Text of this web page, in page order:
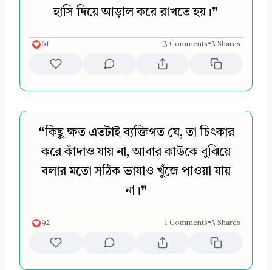
হাসি দিয়ে আড়াল করে রাখতে হয়।❞
61 3 Comments•3 Shares
❝কিছু ক্ষত এতটাই ব্যক্তিগত যে, তা চিৎকার
করে কাঁদাও যায় না, আবার কাউকে বুঝিয়ে
বলার মতো সঠিক ভাষাও খুঁজে পাওয়া যায়
না।❞
92 1 Comments•3 Shares